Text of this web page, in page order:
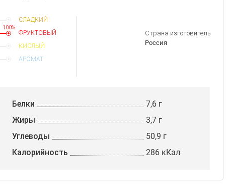
СЛАДКИЙ
100%
ФРУКТОВЫЙ
КИСЛЫЙ
АРОМАТ
Страна изготовитель
Россия
Белки
7,6 г
Жиры
3,7 г
Углеводы
50,9 г
Калорийность
286 кКал